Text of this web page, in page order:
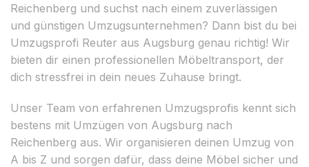
Reichenberg und suchst nach einem zuverlässigen
und günstigen Umzugsunternehmen? Dann bist du bei
Umzugsprofi Reuter aus Augsburg genau richtig! Wir
bieten dir einen professionellen Möbeltransport, der
dich stressfrei in dein neues Zuhause bringt.
Unser Team von erfahrenen Umzugsprofis kennt sich
bestens mit Umzügen von Augsburg nach
Reichenberg aus. Wir organisieren deinen Umzug von
A bis Z und sorgen dafür, dass deine Möbel sicher und